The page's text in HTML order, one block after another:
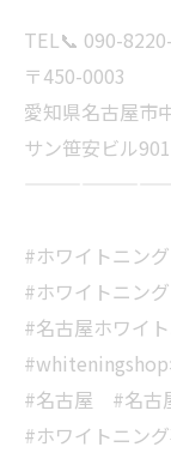
TEL📞 090-
〒450-0003
愛知県名古屋市
サン笹安ビル
#ホワイトニン
#ホワイトニン
#名古屋ホワイ
#名古屋 #名
#ホワイトニン